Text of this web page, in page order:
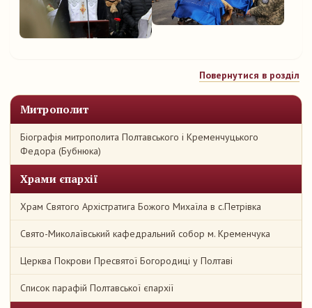
Митрополит
Біографія митрополита Полтавського і Кременчуцького
Федора (Бубнюка)
Храми єпархії
Храм Святого Архістратига Божого Михаїла в с.Петрівка
Свято-Миколаївський кафедральний собор м. Кременчука
Церква Покрови Пресвятої Богородиці у Полтаві
Список парафій Полтавської єпархії
Повернутися в розділ